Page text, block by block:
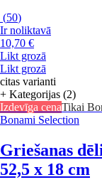
(50)
Ir noliktavā
10,70 €
Likt grozā
Likt grozā
citas varianti
+ Kategorijas (2)
Izdevīga cenaTikai
Bonami Selection
Griešanas
52,5 x 18 cm